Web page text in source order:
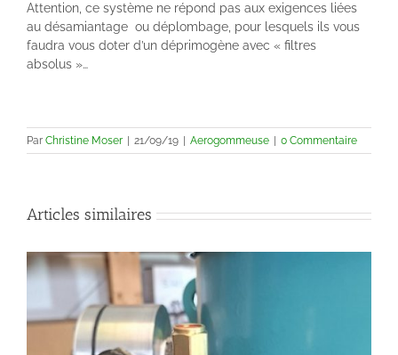
Attention, ce système ne répond pas aux exigences liées
au désamiantage ou déplombage, pour lesquels ils vous
faudra vous doter d’un déprimogène avec « filtres
absolus »…
Par Christine Moser 21/09/19 Aerogommeuse 0 Commentaire
Articles similaires